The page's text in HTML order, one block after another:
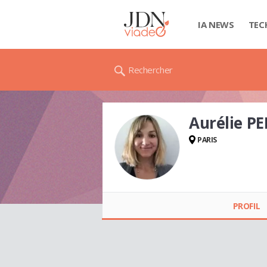
IA NEWS
Rechercher
Aurélie
PARIS
PROFIL